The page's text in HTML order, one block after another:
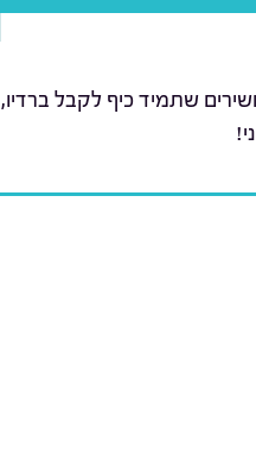
שתמיד כיף לקבל ברדיו,